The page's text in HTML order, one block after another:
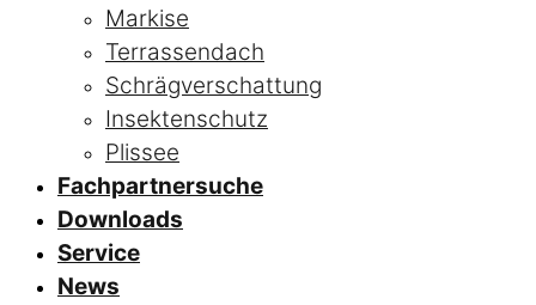
Markise
Terrassendach
Schrägverschattung
Insektenschutz
Plissee
Fachpartnersuche
Downloads
Service
News